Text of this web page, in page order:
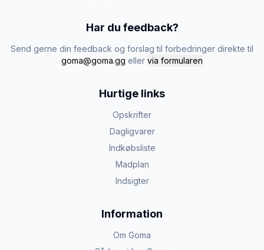
Har du feedback?
Send gerne din feedback og forslag til forbedringer direkte til
goma@goma.gg eller via formularen
Hurtige links
Opskrifter
Dagligvarer
Indkøbsliste
Madplan
Indsigter
Information
Om Goma